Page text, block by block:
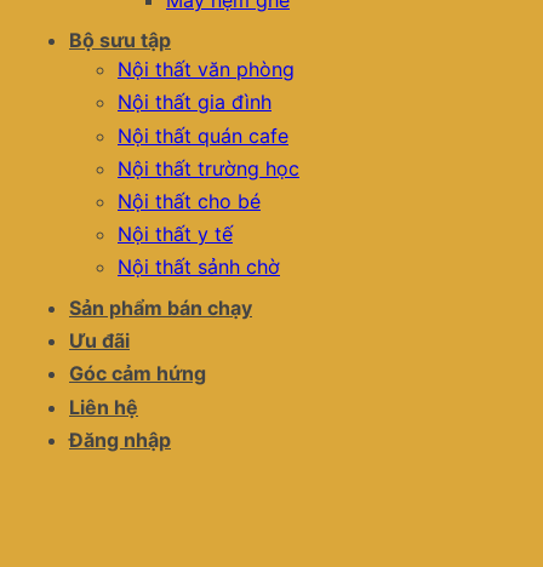
Bộ sưu tập
Nội thất văn phòng
Nội thất gia đình
Nội thất quán cafe
Nội thất trường học
Nội thất cho bé
Nội thất y tế
Nội thất sảnh chờ
Sản phẩm bán chạy
Ưu đãi
Góc cảm hứng
Liên hệ
Đăng nhập